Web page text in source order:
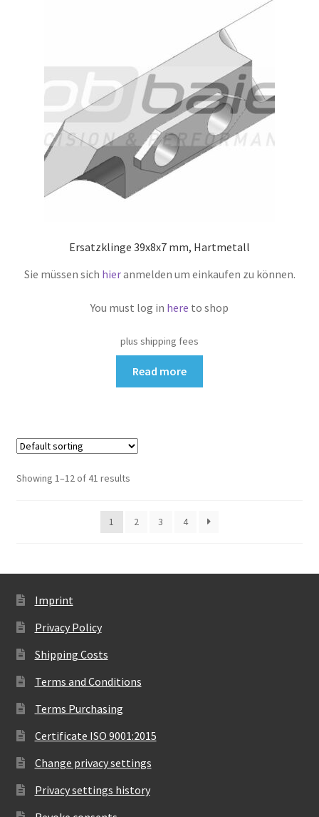
Ersatzklinge 39x8x7 mm, Hartmetall
Sie müssen sich hieranmelden um einkaufen zu können.
You must log in here to shop
plus shipping fees
Read more
Showing 1–12 of 41 results
1 2 3 4
Imprint
Privacy Policy
Shipping Costs
Terms and Conditions
Terms Purchasing
Certificate ISO 9001:2015
Change privacy settings
Privacy settings history